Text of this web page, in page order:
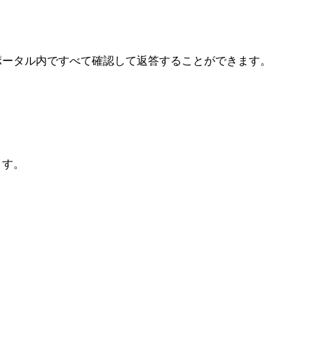
タル内ですべて確認して返答することができます。
。